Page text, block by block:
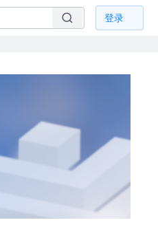
登录